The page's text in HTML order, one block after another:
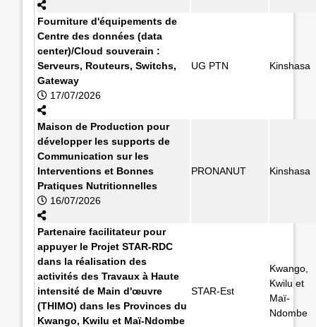
Fourniture d'équipements de
Centre des données (data
center)/Cloud souverain :
Serveurs, Routeurs, Switchs,
Gateway
17/07/2026
UG PTN Kinshasa
Maison de Production pour
développer les supports de
Communication sur les
Interventions et Bonnes
Pratiques Nutritionnelles
16/07/2026
PRONANUT Kinshasa
Partenaire facilitateur pour
appuyer le Projet STAR-RDC
dans la réalisation des
activités des Travaux à Haute
intensité de Main d'œuvre
(THIMO) dans les Provinces du
Kwango, Kwilu et Maï-Ndombe
STAR-Est
Kwango,
Kwilu et
Maï-
Ndombe